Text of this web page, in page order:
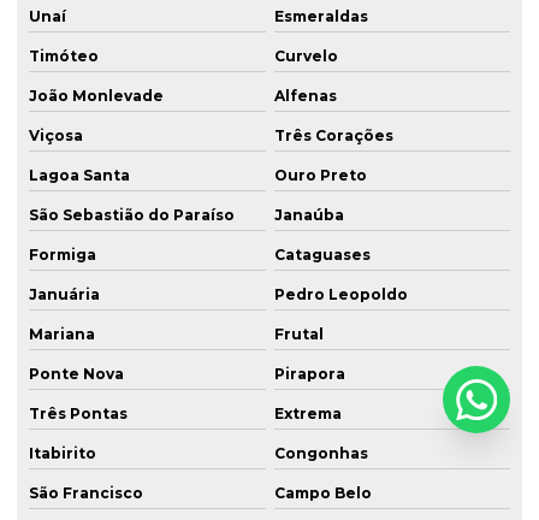
Unaí Esmeraldas
Timóteo Curvelo
João Monlevade Alfenas
Viçosa Três Corações
Lagoa Santa Ouro Preto
São Sebastião do Paraíso Janaúba
Formiga Cataguases
Januária Pedro Leopoldo
Mariana Frutal
Ponte Nova Pirapora
Três Pontas Extrema
Itabirito Congonhas
São Francisco Campo Belo